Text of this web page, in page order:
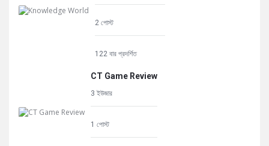
2 পোস্ট
122 বার প্রদর্শিত
CT Game Review
3 ইউজার
1 পোস্ট